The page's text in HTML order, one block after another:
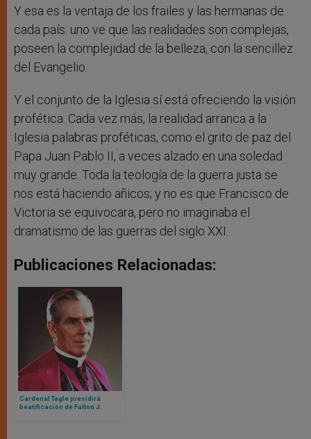
Y esa es la ventaja de los frailes y las hermanas de
cada país: uno ve que las realidades son complejas,
poseen la complejidad de la belleza, con la sencillez
del Evangelio.
Y el conjunto de la Iglesia sí está ofreciendo la visión
profética. Cada vez más, la realidad arranca a la
Iglesia palabras proféticas, como el grito de paz del
Papa Juan Pablo II, a veces alzado en una soledad
muy grande. Toda la teología de la guerra justa se
nos está haciendo añicos; y no es que Francisco de
Victoria se equivocara, pero no imaginaba el
dramatismo de las guerras del siglo XXI.
Publicaciones Relacionadas:
Cardenal Tagle presidirá
beatificación de Fulton J.